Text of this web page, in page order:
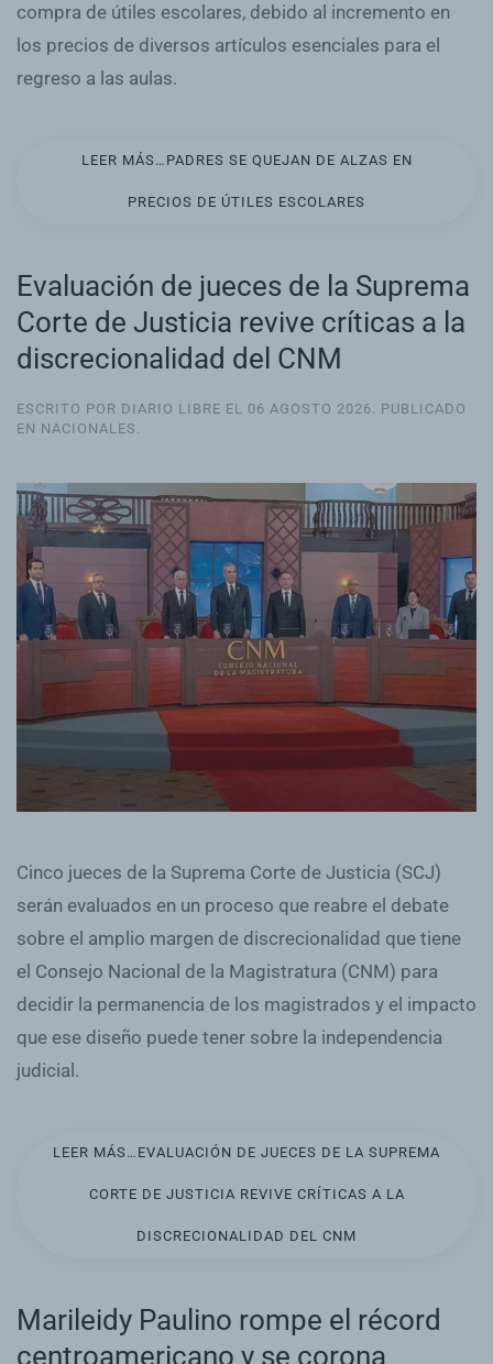
compra de útiles escolares, debido al incremento en
los precios de diversos artículos esenciales para el
regreso a las aulas.
LEER MÁS…PADRES SE QUEJAN DE ALZAS EN
PRECIOS DE ÚTILES ESCOLARES
Evaluación de jueces de la Suprema
Corte de Justicia revive críticas a la
discrecionalidad del CNM
ESCRITO POR DIARIO LIBRE EL 06 AGOSTO 2026. PUBLICADO
EN NACIONALES .
Cinco jueces de la Suprema Corte de Justicia (SCJ)
serán evaluados en un proceso que reabre el debate
sobre el amplio margen de discrecionalidad que tiene
el Consejo Nacional de la Magistratura (CNM) para
decidir la permanencia de los magistrados y el impacto
que ese diseño puede tener sobre la independencia
judicial.
LEER MÁS…EVALUACIÓN DE JUECES DE LA SUPREMA
CORTE DE JUSTICIA REVIVE CRÍTICAS A LA
DISCRECIONALIDAD DEL CNM
Marileidy Paulino rompe el récord
centroamericano y se corona